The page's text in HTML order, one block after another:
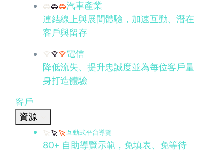
汽車產業
連結線上與展間體驗，加速互動、潛在
客戶與留存
電信
降低流失、提升忠誠度並為每位客戶量
身打造體驗
客戶
資源
互動式平台導覽
80+ 自助導覽示範，免填表、免等待